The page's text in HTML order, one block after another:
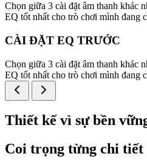
Chọn giữa 3 cài đặt âm thanh khác
EQ tốt nhất cho trò chơi mình đang
CÀI ĐẶT EQ TRƯỚC
Chọn giữa 3 cài đặt âm thanh khác
EQ tốt nhất cho trò chơi mình đang
Thiết kế vì sự bền
Coi trọng từng chi tiết